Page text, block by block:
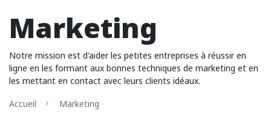
Marketing
Notre mission est d'aider les petites entreprises à réussir en
ligne en les formant aux bonnes techniques de marketing et en
les mettant en contact avec leurs clients idéaux.
Accueil
Marketing